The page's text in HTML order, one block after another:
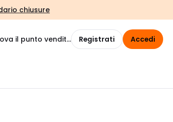
chiusure
il punto vendita Registrati Accedi